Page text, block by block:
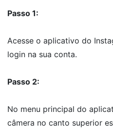
Passo 1:
Acesse o aplicativo do
login na sua conta.
Passo 2:
No menu principal do
câmera no canto superior